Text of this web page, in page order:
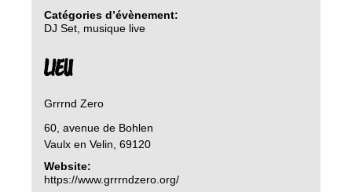
Catégories d’évènement:
DJ Set, musique live
LIEU
Grrrnd Zero
60, avenue de Bohlen
Vaulx en Velin 69120
Website:
https://www.grrrndzero.org/